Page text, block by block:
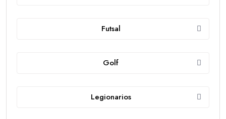
Futsal
Golf
Legionarios